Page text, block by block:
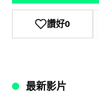
讚好0
最新影片